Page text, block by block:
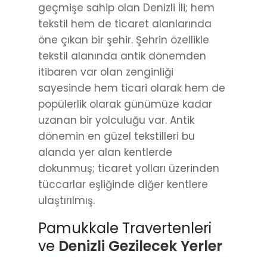
geçmişe sahip olan Denizli İli; hem
tekstil hem de ticaret alanlarında
öne çıkan bir şehir. Şehrin özellikle
tekstil alanında antik dönemden
itibaren var olan zenginliği
sayesinde hem ticari olarak hem de
popülerlik olarak günümüze kadar
uzanan bir yolculuğu var. Antik
dönemin en güzel tekstilleri bu
alanda yer alan kentlerde
dokunmuş; ticaret yolları üzerinden
tüccarlar eşliğinde diğer kentlere
ulaştırılmış.
Pamukkale Travertenleri
ve Denizli Gezilecek Yerler